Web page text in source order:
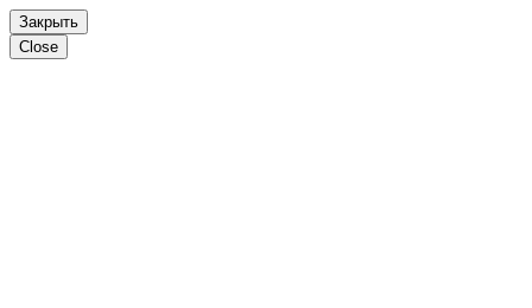
Закрыть
Close